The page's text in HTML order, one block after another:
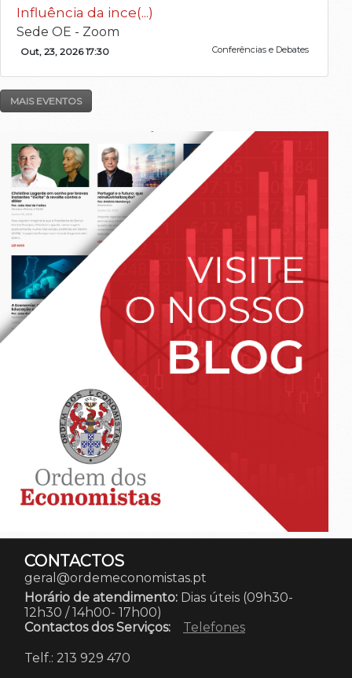
Influência da ince(...)
Sede OE - Zoom
Out, 23, 2026 17:30 Conferências e Debates
MAIS EVENTOS
CONTACTOS
geral@ordemeconomistas.pt
Horário de atendimento: Dias úteis (09h30-
12h30 / 14h00- 17h00)
Contactos dos Serviços:
Telefones
Telf.: 213 929 470